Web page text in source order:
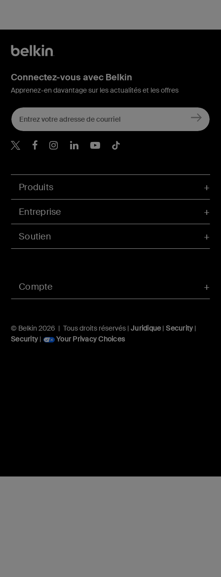
Compte
Produits
Entreprise
Soutien
© Belkin 2026 | Tous droits réservés | Juridique|Security |
Security | Your Privacy Choices
Connectez-vous avec Belkin
Apprenez-en davantage sur les actualités et les offres
Belkin Twitter
Belkin Facebook
Belkin Instagram
Belkin LinkedIn
Belkin Youtube
Belkin TikTok